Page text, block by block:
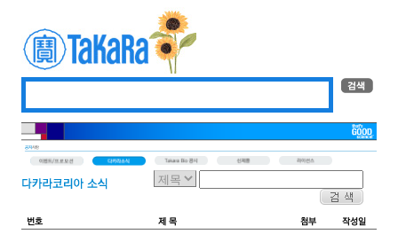
번호 제 목 첨부 작성일